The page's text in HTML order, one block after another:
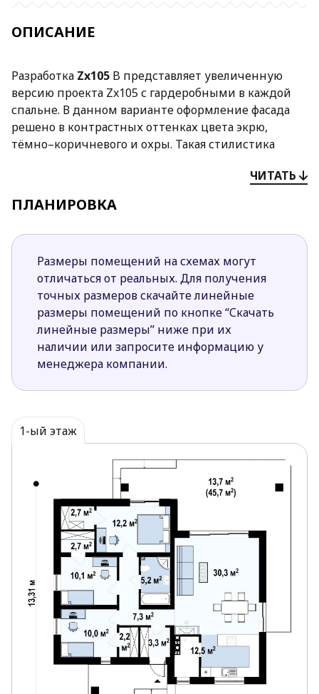
ОПИСАНИЕ
Разработка Zx105 B представляет увеличенную
версию проекта Zx105 с гардеробными в каждой
спальне. В данном варианте оформление фасада
решено в контрастных оттенках цвета экрю,
тёмно–коричневого и охры. Такая стилистика
здания, смещая акцент на входную группу. В этом
зоны. Здесь оборудованы три спальни, в каждой из
комната, что, безусловно, создаёт больший
комфорт для каждого проживающего.
ЧИТАТЬ
ПЛАНИРОВКА
Размеры помещений на схемах могут
отличаться от реальных. Для получения
точных размеров скачайте линейные
размеры помещений по кнопке “Скачать
линейные размеры” ниже при их
наличии или запросите информацию у
менеджера компании.
1-ый этаж